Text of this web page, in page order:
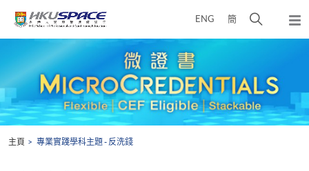
ENG 簡
開
介
面
彈
出
主頁 專業實踐學科主題 - 反洗錢